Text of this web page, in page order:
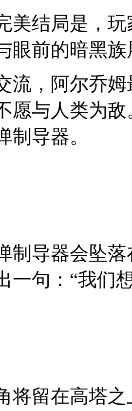
美结局是，
眼前的暗黑
流，阿尔乔
愿与人类为
制导器。
制导器会坠
一句：“我们
将留在高塔